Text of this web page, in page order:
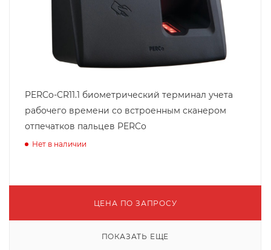
PERCo-CR11.1 биометрический терминал учета
рабочего времени со встроенным сканером
отпечатков пальцев PERCo
Нет в наличии
ЦЕНА ПО ЗАПРОСУ
ПОКАЗАТЬ ЕЩЕ